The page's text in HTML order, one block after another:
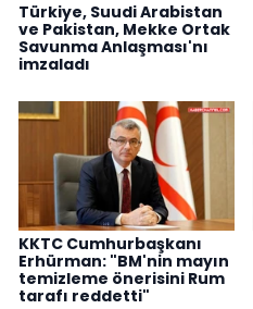
Türkiye, Suudi Arabistan
ve Pakistan, Mekke Ortak
Savunma Anlaşması'nı
imzaladı
KKTC Cumhurbaşkanı
Erhürman: "BM'nin mayın
temizleme önerisini Rum
tarafı reddetti"